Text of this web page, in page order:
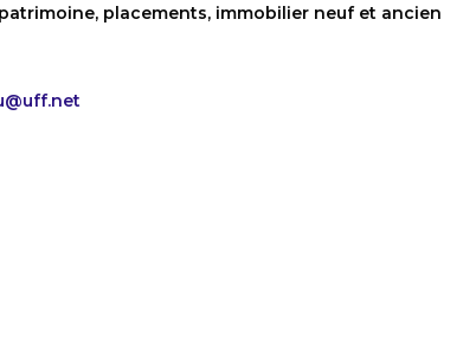
placements, immobilier neuf et ancien